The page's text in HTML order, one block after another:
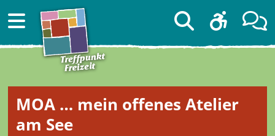
MOA … mein offenes Atelier
am See